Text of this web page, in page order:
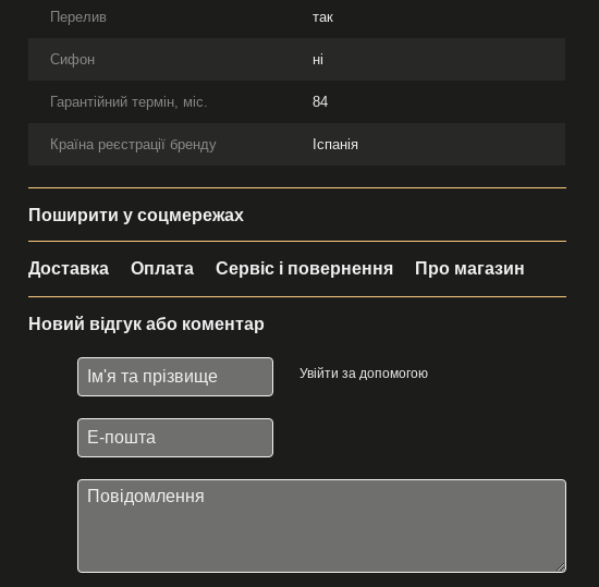
Перелив так
Сифон ні
Гарантійний термін, міс. 84
Країна реєстрації бренду Іспанія
Поширити у соцмережах
Доставка Оплата Сервіс і повернення Про магазин
Новий відгук або коментар
Увійти за допомогою